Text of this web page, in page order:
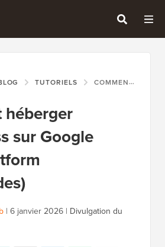
TUTORIELS COMMENT HÉBERGER WORDPRESS SUR GOOGLE CLOUD PLATFORM (3 MÉTHODES)
héberger
sur Google
| 6 janvier 2026 | Divulgation du